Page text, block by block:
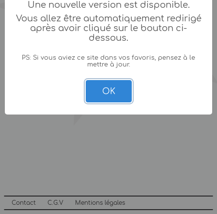
Contact C.G.V Mentions légales
Une nouvelle version est disponible.
Vous allez être automatiquement redirigé
après avoir cliqué sur le bouton ci-
dessous.
PS: Si vous aviez ce site dans vos favoris, pensez à le
mettre à jour.
OK